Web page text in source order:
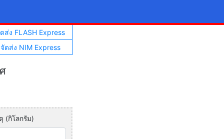
ส่ง FLASH Express
ดส่ง NIM Express
(กิโลกรัม)